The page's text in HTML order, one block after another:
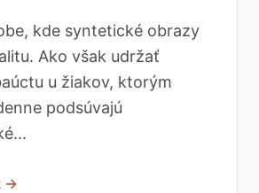
kde syntetické obrazy
Ako však udržať
u žiakov, ktorým
podsúvajú
→